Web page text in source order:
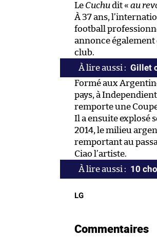
Le Cuchudit « au
À 37 ans,
football
annonce
club.
Gillet
Formé aux
pays, à
remporte une
Il a ensuite explosé
2014, le milieu
remportant au
Ciao l’artiste.
10
LG
Commentaires